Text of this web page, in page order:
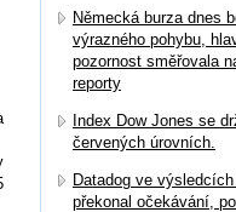
Německá burza dnes
výrazného pohybu,
pozornost směřovala
reporty
Index Dow Jones se
červených úrovních.
Datadog ve
překonal očekávání,